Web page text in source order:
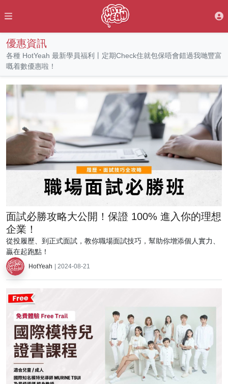
優惠資訊
各種 HotYeah 最新學員福利丨定期Check住就包保唔會錯過我哋豐富
嘅着數優惠啦！
面試必勝攻略大公開！保證 100% 進入你的理想
企業！
從投履歷、到正式面試，教你職場面試技巧，幫助你增添個人實力、
贏在起跑點！
HotYeah | 2024-08-21